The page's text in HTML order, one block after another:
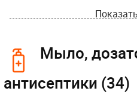
Мыло,
антисептики (34)